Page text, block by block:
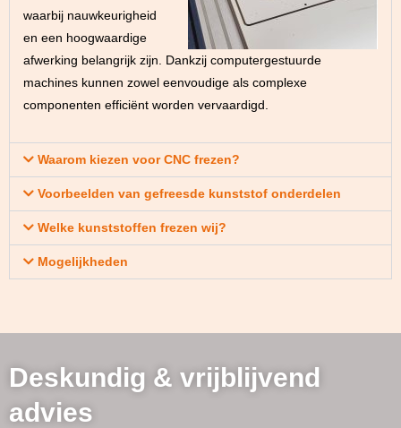
waarbij nauwkeurigheid
en een hoogwaardige
afwerking belangrijk zijn. Dankzij computergestuurde
machines kunnen zowel eenvoudige als complexe
componenten efficiënt worden vervaardigd.
Waarom kiezen voor CNC frezen?
Voorbeelden van gefreesde kunststof onderdelen
Welke kunststoffen frezen wij?
Mogelijkheden
Deskundig & vrijblijvend
advies